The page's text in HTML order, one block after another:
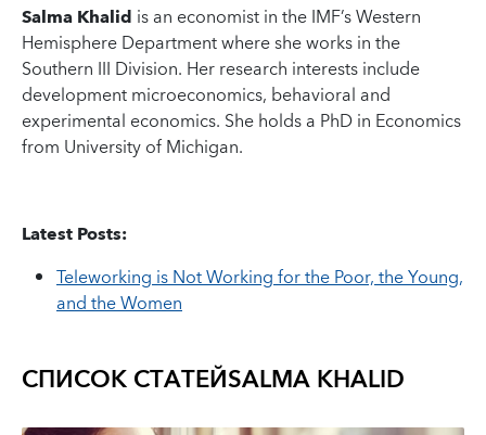
Salma Khalid is an economist in the IMF’s Western
Hemisphere Department where she works in the
Southern III Division. Her research interests include
development microeconomics, behavioral and
experimental economics. She holds a PhD in Economics
from University of Michigan.
Latest Posts:
Teleworking is Not Working for the Poor, the Young,
and the Women
СПИСОК СТАТЕЙSALMA KHALID